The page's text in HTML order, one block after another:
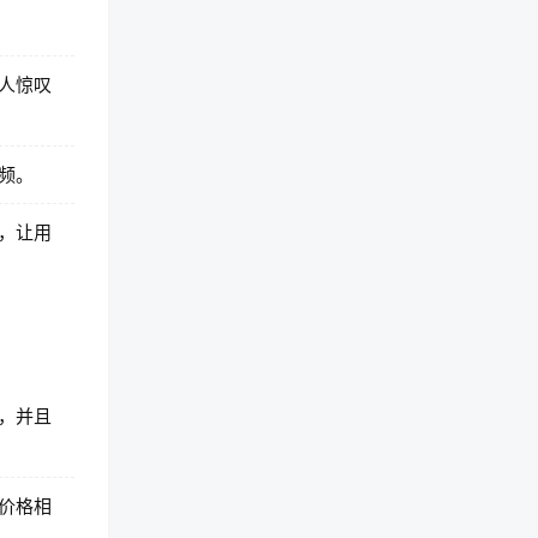
惊叹
。
让用
并且
格相